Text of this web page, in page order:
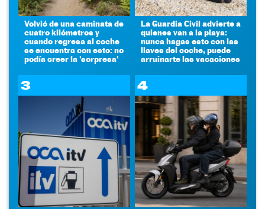
Volvió de una caminata de
cuatro kilómetros y
cuando regresa al coche
se encuentra con esto: no
podía creer la 'sorpresa'
La Guardia Civil advierte a
quienes van a la playa:
nunca hagas esto con las
llaves del coche, puede
arruinarte las vacaciones
3 4